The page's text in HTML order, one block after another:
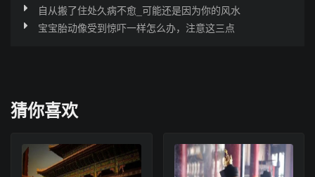
自从搬了住处久病不愈_可能还是因为你的风水
宝宝胎动像受到惊吓一样怎么办，注意这三点
猜你喜欢